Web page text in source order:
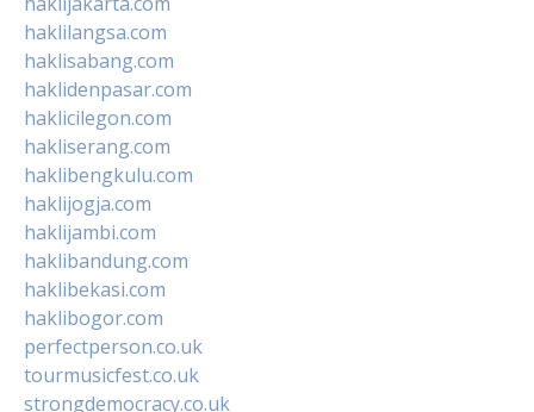
haklilangsa.com
haklisabang.com
haklidenpasar.com
haklicilegon.com
hakliserang.com
haklibengkulu.com
haklijogja.com
haklijambi.com
haklibandung.com
haklibekasi.com
haklibogor.com
perfectperson.co.uk
tourmusicfest.co.uk
strongdemocracy.co.uk